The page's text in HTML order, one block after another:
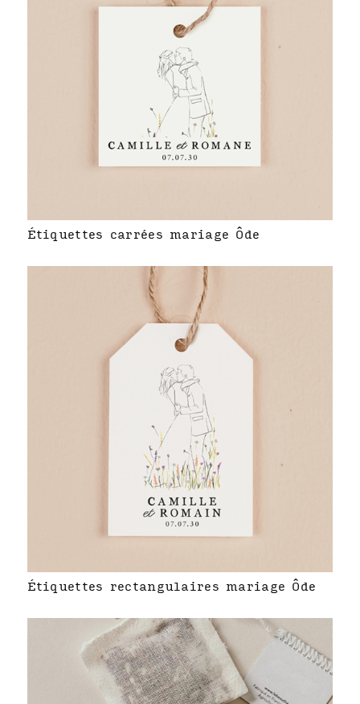
Étiquettes carrées mariage Ôde
Étiquettes rectangulaires mariage Ôde